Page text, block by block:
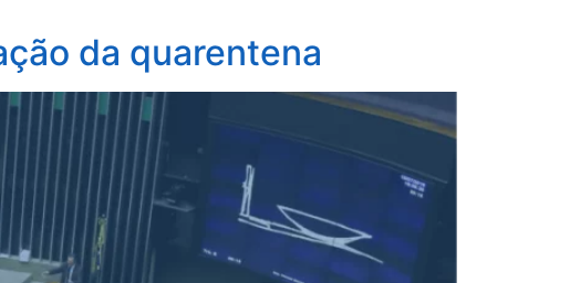
da quarentena